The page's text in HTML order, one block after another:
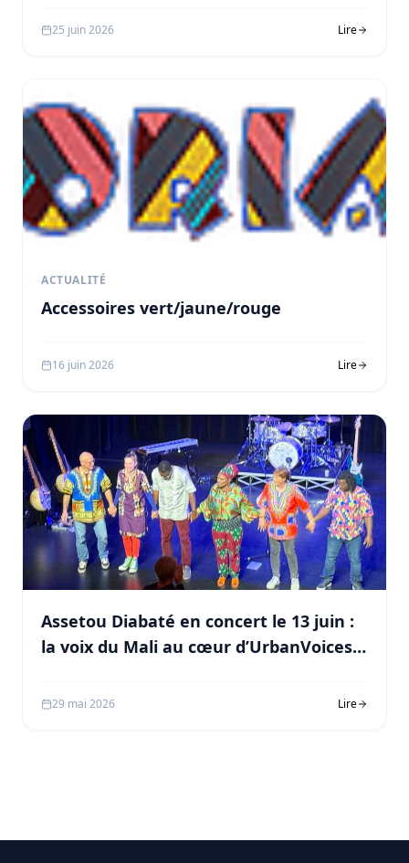
25 juin 2026 Lire
ACTUALITÉ
Accessoires vert/jaune/rouge
16 juin 2026 Lire
Assetou Diabaté en concert le 13 juin :
la voix du Mali au cœur d’UrbanVoices
29 mai 2026 Lire